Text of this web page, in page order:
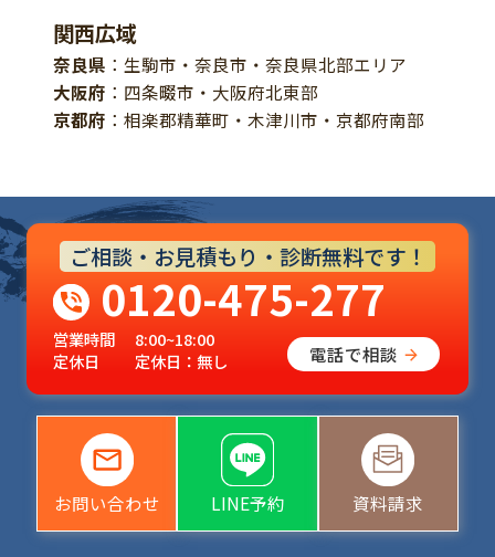
関西広域
奈良県 ：生駒市・奈良市・奈良県北部エリア
大阪府 ：四条畷市・大阪府北東部
京都府 ：相楽郡精華町・木津川市・京都府南部
ご相談・お見積もり・診断無料です！
0120-475-277
営業時間
8:00~18:00
定休日
定休日：無し 電話で相談
お問い合わせ LINE予約 資料請求